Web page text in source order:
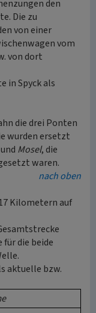
den
Die zu
von einer
vom
von dort
in Spyck als
die drei Ponten
wurden ersetzt
Mosel, die
waren.
nach oben
Kilometern auf
die beide
aktuelle bzw.